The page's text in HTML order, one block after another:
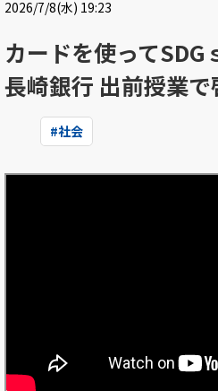
2026/7/8(水) 19:23
カードを使ってSDG
長崎銀行 出前授業で
#社会